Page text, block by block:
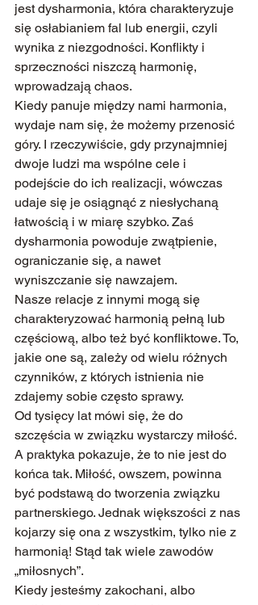
jest dysharmonia, która charakteryzuje
się osłabianiem fal lub energii, czyli
wynika z niezgodności. Konflikty i
sprzeczności niszczą harmonię,
wprowadzają chaos.
Kiedy panuje między nami harmonia,
wydaje nam się, że możemy przenosić
góry. I rzeczywiście, gdy przynajmniej
dwoje ludzi ma wspólne cele i
podejście do ich realizacji, wówczas
udaje się je osiągnąć z niesłychaną
łatwością i w miarę szybko. Zaś
dysharmonia powoduje zwątpienie,
ograniczanie się, a nawet
wyniszczanie się nawzajem.
Nasze relacje z innymi mogą się
charakteryzować harmonią pełną lub
częściową, albo też być konfliktowe. To,
jakie one są, zależy od wielu różnych
czynników, z których istnienia nie
zdajemy sobie często sprawy.
Od tysięcy lat mówi się, że do
szczęścia w związku wystarczy miłość.
A praktyka pokazuje, że to nie jest do
końca tak. Miłość, owszem, powinna
być podstawą do tworzenia związku
partnerskiego. Jednak większości z nas
kojarzy się ona z wszystkim, tylko nie z
harmonią! Stąd tak wiele zawodów
„miłosnych”.
Kiedy jesteśmy zakochani, albo